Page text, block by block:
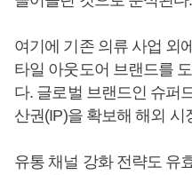
여기에 기존 의류 사업 외
타일 아웃도어 브랜드를
다. 글로벌 브랜드인 슈퍼
산권(IP)을 확보해 해외
유통 채널 강화 전략도 유